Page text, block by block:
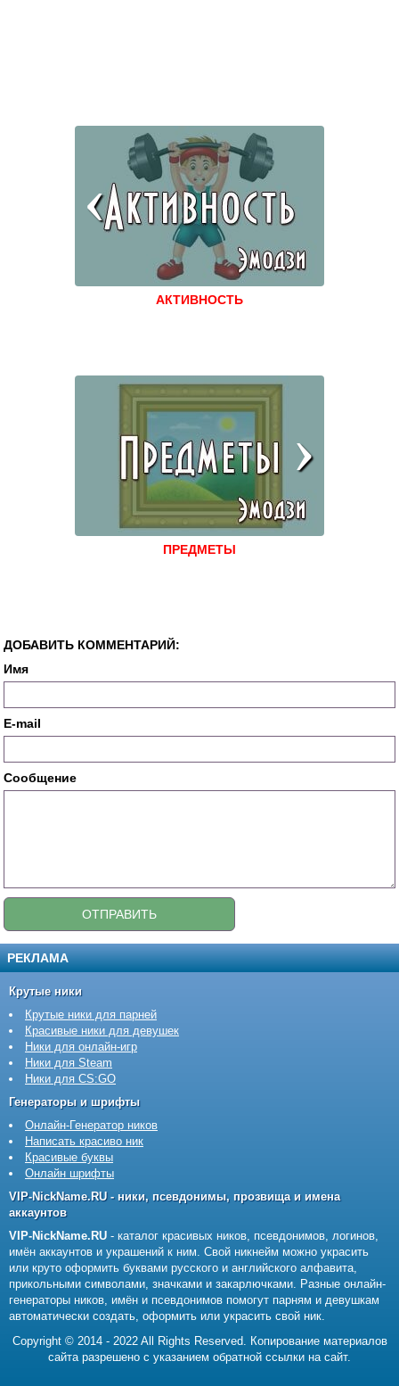
РЕКЛАМА
АКТИВНОСТЬ
ПРЕДМЕТЫ
ДОБАВИТЬ КОММЕНТАРИЙ:
Имя
E-mail
Сообщение
Крутые ники
Крутые ники для парней
Красивые ники для девушек
Ники для онлайн-игр
Ники для Steam
Ники для CS:GO
Генераторы и шрифты
Онлайн-Генератор ников
Написать красиво ник
Красивые буквы
Онлайн шрифты
VIP-NickName.RU - ники, псевдонимы, прозвища и имена
аккаунтов
VIP-NickName.RU - каталог красивых ников, псевдонимов, логинов,
имён аккаунтов и украшений к ним. Свой никнейм можно украсить
или круто оформить буквами русского и английского алфавита,
прикольными символами, значками и закарлючками. Разные онлайн-
генераторы ников, имён и псевдонимов помогут парням и девушкам
автоматически создать, оформить или украсить свой ник.
Copyright © 2014 - 2022 All Rights Reserved. Копирование материалов
сайта разрешено с указанием обратной ссылки на сайт.